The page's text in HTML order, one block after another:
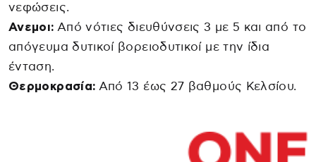
νεφώσεις.
Ανεμοι: Από νότιες διευθύνσεις 3 με 5 και από το
απόγευμα δυτικοί βορειοδυτικοί με την ίδια
ένταση.
Θερμοκρασία: Από 13 έως 27 βαθμούς Κελσίου.